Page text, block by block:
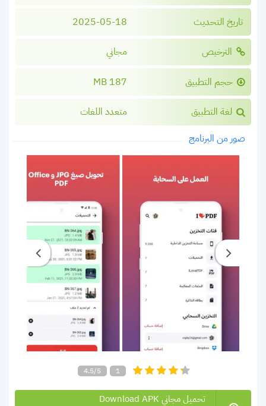
تاريخ التحديث 2025-05-18
الترخيص مجاني
حجم التطبيق 187 MB
لغة التطبيق
متعدد اللغات
صور من البرنامج
4.5/5 1
تحميل مجاني Download APK